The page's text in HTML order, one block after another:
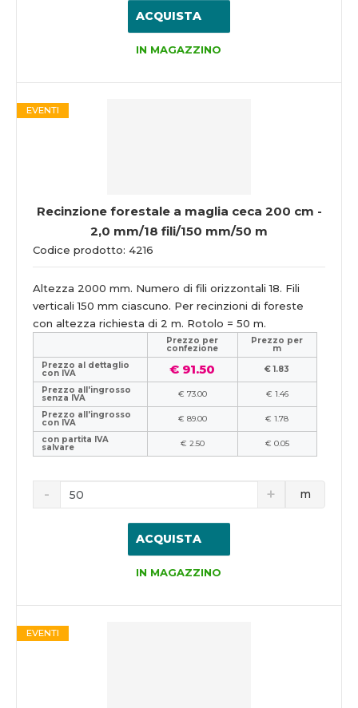
ACQUISTA
IN MAGAZZINO
Recinzione forestale a maglia ceca 200 cm -
2,0 mm/18 fili/150 mm/50 m
Codice prodotto: 4216
EVENTI
Altezza 2000 mm. Numero di fili orizzontali 18. Fili
verticali 150 mm ciascuno. Per recinzioni di foreste
con altezza richiesta di 2 m. Rotolo = 50 m.
Prezzo per
confezione
Prezzo per
m
Prezzo al dettaglio
con IVA € 91.50
€ 1.83
Prezzo all'ingrosso
senza IVA € 73.00
€ 1.46
Prezzo all'ingrosso
con IVA € 89.00
€ 1.78
con partita IVA
salvare € 2.50 € 0.05
m
ACQUISTA
IN MAGAZZINO
EVENTI